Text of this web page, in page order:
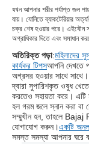
যখন আপনার শরীর পর্যাপ্ত জল
যায়। যোনিতে ব্যাকটেরিয়ার
চক্র শেষ হওয়ার পরে। এইযৌন
অগ্রাধিকার দিতে এবং সমাধান
অতিরিক্ত পড়া:মহিলাদের
কার্যকর টিপসআপনি দেখতে
অগ্রসর হওয়ার সাথে
দ্বারা সুপারিশকৃত ওষুধ
করতেও সহায়তা করে। এটি
হল গরম জলে স্নান করা বা
সম্মুখীন হন, তাহলে Bajaj
যোগাযোগ করুন।একটি
সমস্ত সমস্যা আপনার ঘরে